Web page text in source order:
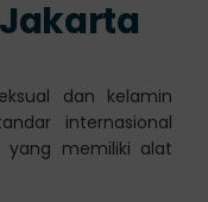
dan kelamin
internasional
yang memiliki alat